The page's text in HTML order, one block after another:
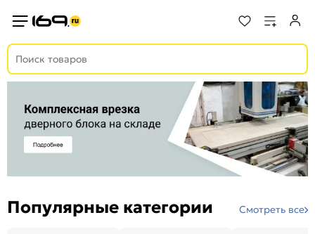
Популярные категории Смотреть все